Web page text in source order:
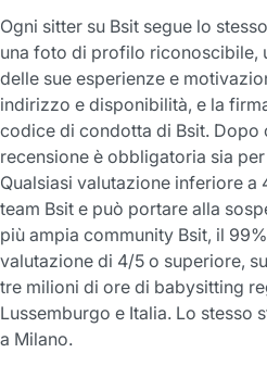
Ogni sitter su Bsit segue lo
una foto di profilo riconoscibile,
delle sue esperienze e
indirizzo e disponibilità, e la
codice di condotta di Bsit. Dopo
recensione è obbligatoria sia
Qualsiasi valutazione inferiore a
team Bsit e può portare alla
più ampia community Bsit, il
valutazione di 4/5 o superiore,
tre milioni di ore di babysitting
Lussemburgo e Italia. Lo stesso
a Milano.